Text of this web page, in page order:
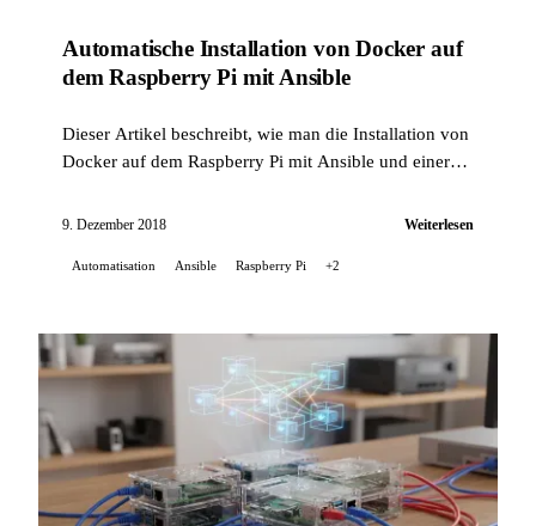
Automatische Installation von Docker auf
dem Raspberry Pi mit Ansible
Dieser Artikel beschreibt, wie man die Installation von
Docker auf dem Raspberry Pi mit Ansible und einer
9. Dezember 2018 Weiterlesen
Automatisation Ansible Raspberry Pi +2